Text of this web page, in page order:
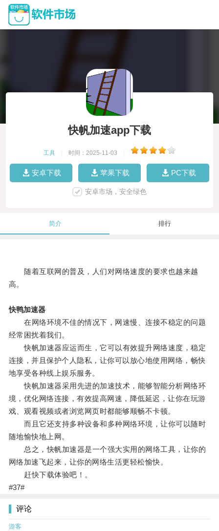
快帆加速app下载
工具 时间：2025-11-03
安卓下载 苹果下载 PC下载
安卓市场，安全绿色
简介 排行
随着互联网的普及，人们对网络速度的要求也越来越
高。
快鸭加速器
在网络环境不佳的情况下，网速慢、连接不稳定的问题
经常困扰着我们。
快帆加速器应运而生，它可以有效提升网络速度，稳定
连接，并且保护个人隐私，让你可以放心地使用网络，畅快
地享受各种线上娱乐服务。
快帆加速器采用先进的加速技术，能够智能分析网络环
境，优化网络连接，有效提高网速，降低延迟，让你在玩游
戏、观看视频或者浏览网页时都能够顺畅不卡顿。
而且它还支持多种设备和多种网络环境，让你可以随时
随地愉快地上网。
总之，快帆加速器是一个强大实用的网络工具，让你的
网络加速飞起来，让你的网络生活更轻松愉快。
赶快下载体验吧！。
#37#
评论
游客